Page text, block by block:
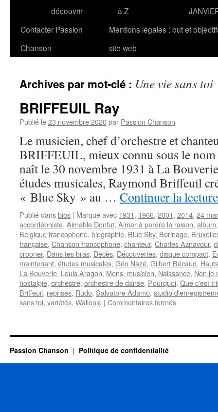
découvrir
à Z
Contacter Passion
Chanson
Mentions légales : but et
site web
Archives par mot-clé : Une vie sans toi
BRIFFEUIL Ray
Publié le23 novembre 2020par Passion Chanson
Le musicien, chef d’orchestre et
BRIFFEUIL, mieux connu sous le
naît le 30 novembre 1931 à La
études musicales, Raymond Briffeuil
« Blue Sky » au … Continuer la
Publié dansbios | Marqué avec 1931, 1966, 2001, 2014, 24
accordéoniste, Aimable Donfut, Aimer à perdre la raison, album
Belgique francophone, biographie, Blue Sky, Borinage,
française, Chanson francophone, chanteur, Charles Aznavour,
crooner, Dans tes bras, Décès, Découvertes, disque compact,
maintenant, études musicales, Géo Nazé, Gilbert Bécaud,
La Bouverie, Louis Aragon, Mons, musicien, Naissance, Non je
nostalgie, orchestre, orchestre de danse, Pourquoi, Que c'est
Briffeuil, reprises, Rudo, Salvatore Adamo, studio
sans toi, variétés, Wallonie | Commentaires ferméssur
Passion Chanson Politique de confidentialité